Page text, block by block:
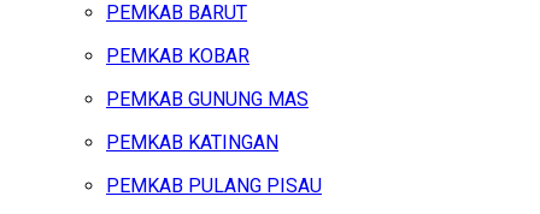
PEMKAB BARUT
PEMKAB KOBAR
PEMKAB GUNUNG MAS
PEMKAB KATINGAN
PEMKAB PULANG PISAU